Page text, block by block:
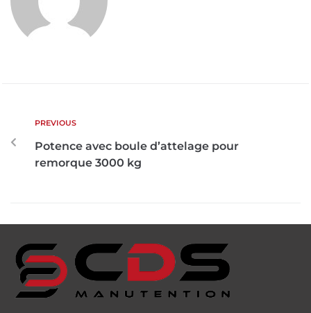
PREVIOUS
Potence avec boule d’attelage pour
remorque 3000 kg